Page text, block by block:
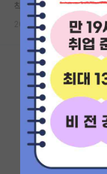
연구실&오픈랩
커뮤니티
커뮤니티 홈
전체글보기
베스트 게시판
IF 명예의전당
착한 갈릴레오 갈릴레이
2026.05.10 6 1785